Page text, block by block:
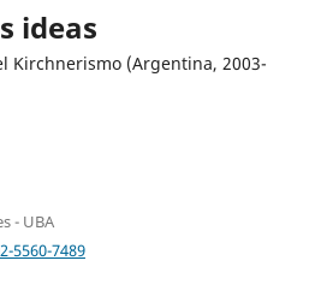
ideas
Kirchnerismo (Argentina, 2003-
- UBA
5560-7489